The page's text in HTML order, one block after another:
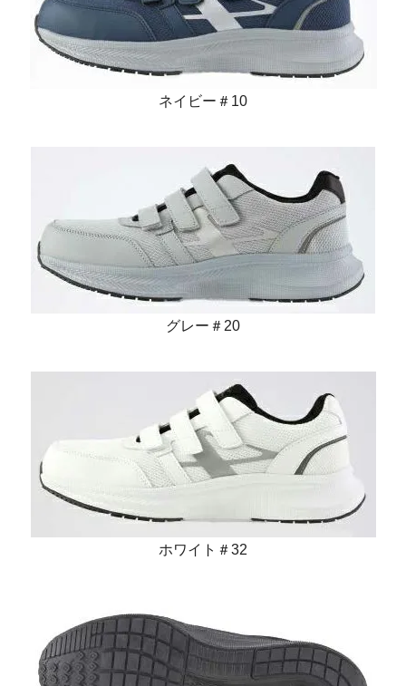
ネイビー＃10
グレー＃20
ホワイト＃32